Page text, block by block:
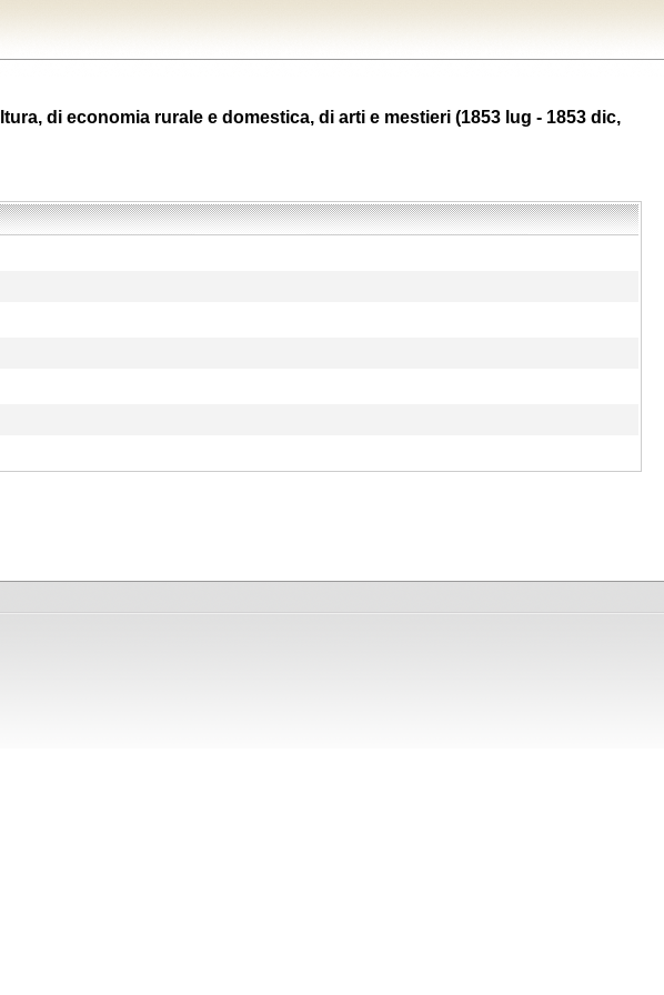
di economia rurale e domestica, di arti e mestieri (1853 lug - 1853 dic,